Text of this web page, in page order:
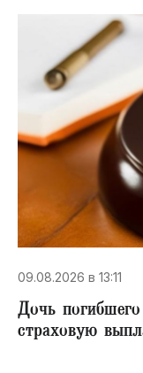
09.08.2026 в 13:11
Дочь
страховую